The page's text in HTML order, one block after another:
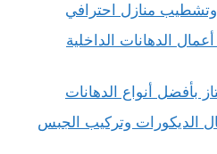
منازل احترافي
الدهانات الداخلية
بأفضل أنواع الدهانات
الديكورات وتركيب الجبس